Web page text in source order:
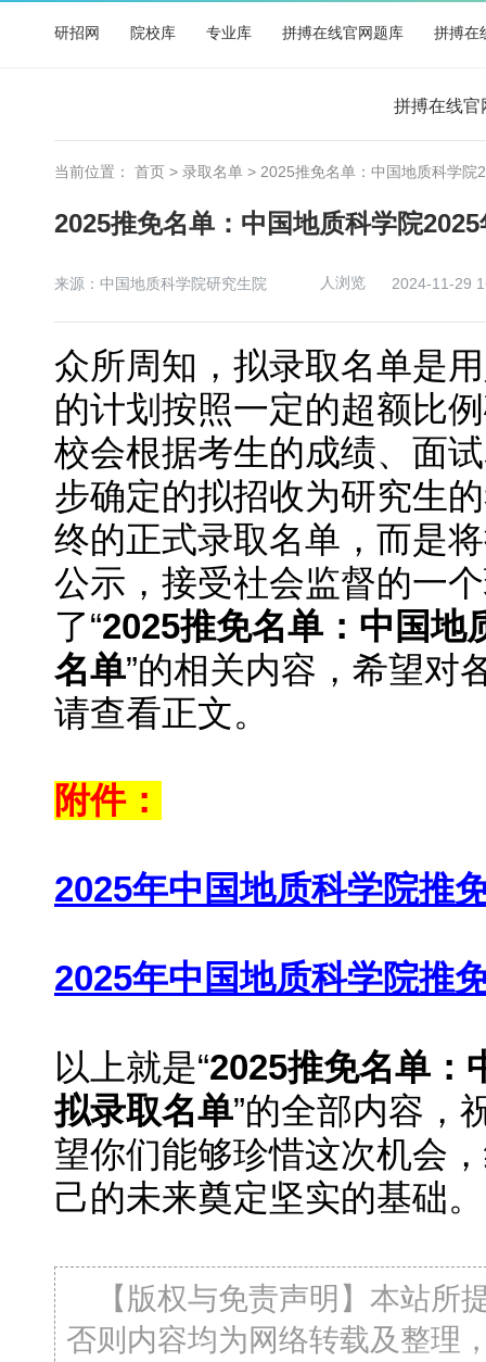
研招网 院校库 专业库 拼搏在线官网题库 拼搏在
拼搏在线官
当前位置： 首页 > 录取名单 > 2025推免名单：中国地质科学院
2025推免名单：中国地质科学院
来源：中国地质科学院研究生院 人浏览 2024-11-29
众所周知，拟录取名单是
的计划按照一定的超额比
校会根据考生的成绩、面
步确定的拟招收为研究生
终的正式录取名单，而是
公示，接受社会监督的一
了“2025推免名单：中国地
名单”的相关内容，希望对
请查看正文。
附件：
2025年中国地质科学院推
2025年中国地质科学院推
以上就是“2025推免名单：
拟录取名单”的全部内容，
望你们能够珍惜这次机会
己的未来奠定坚实的基础。
【版权与免责声明】本站所
否则内容均为网络转载及整理